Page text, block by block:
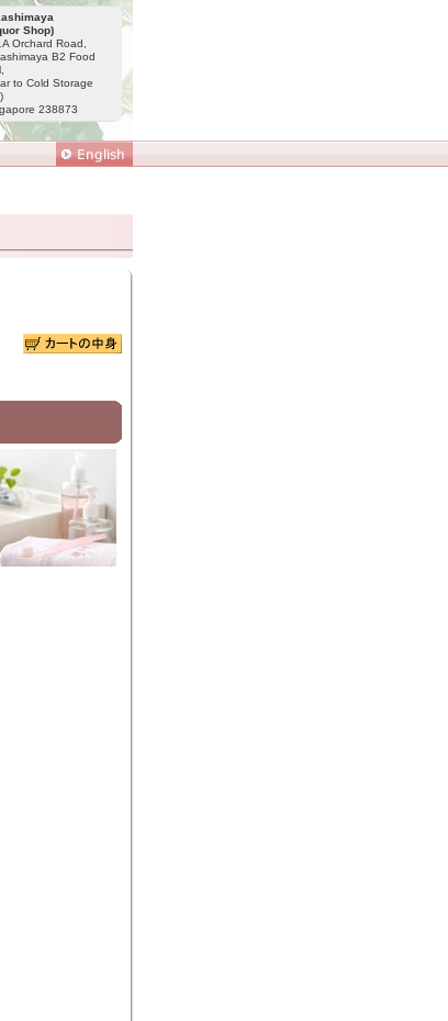
Shop)
Orchard Road,
B2 Food
to Cold Storage
238873